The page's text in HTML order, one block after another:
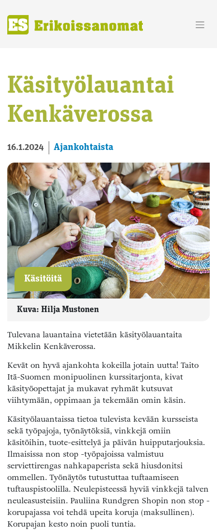
content
Käsityölauantai
Kenkäverossa
16.1.2024 Ajankohtaista
Käsitöitä
Kuva: Hilja Mustonen
Tulevana lauantaina vietetään käsityölauantaita
Mikkelin Kenkäverossa.
Kevät on hyvä ajankohta kokeilla jotain uutta! Taito
Itä-Suomen monipuolinen kurssitarjonta, kivat
käsityöopettajat ja mukavat ryhmät kutsuvat
viihtymään, oppimaan ja tekemään omin käsin.
Käsityölauantaissa tietoa tulevista kevään kursseista
sekä työpajoja, työnäytöksiä, vinkkejä omiin
käsitöihin, tuote-esittelyä ja päivän huipputarjouksia.
Ilmaisissa non stop -työpajoissa valmistuu
serviettirengas nahkapaperista sekä hiusdonitsi
ommellen. Työnäytös tutustuttaa tuftaamiseen
tuftauspistoolilla. Neulepisteessä hyviä vinkkejä talven
neuleasusteisiin. Pauliina Rundgren Shopin non stop -
korupajassa voi tehdä upeita koruja (maksullinen).
Korupajan kesto noin puoli tuntia.